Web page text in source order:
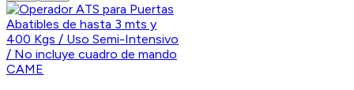
CAME